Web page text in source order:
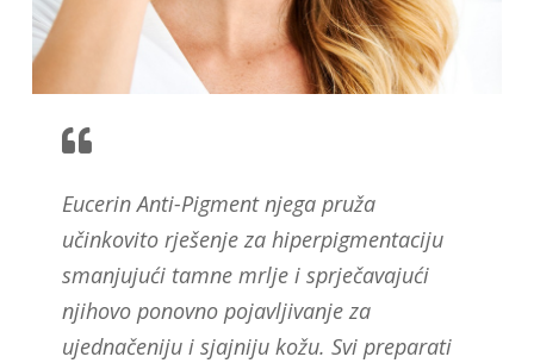
Eucerin Anti-Pigment njega pruža
učinkovito rješenje za hiperpigmentaciju
smanjujući tamne mrlje i sprječavajući
njihovo ponovno pojavljivanje za
ujednačeniju i sjajniju kožu. Svi preparati